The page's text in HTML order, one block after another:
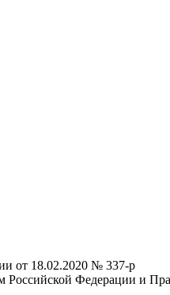
от 18.02.2020 № 337-р
Федерации и